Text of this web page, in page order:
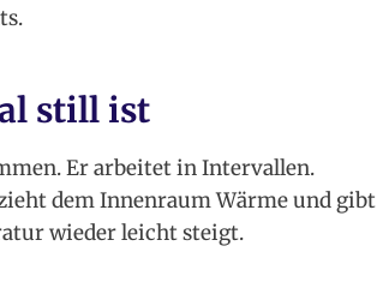
still ist
Er arbeitet in Intervallen.
dem Innenraum Wärme und gibt
wieder leicht steigt.